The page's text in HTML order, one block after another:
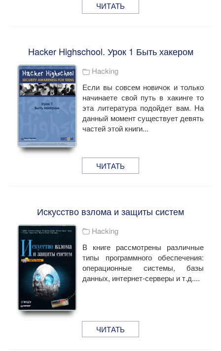
ЧИТАТЬ
Hacker Highschool. Урок 1 Быть хакером
Hacking
Если вы совсем новичок и только
начинаете свой путь в хакинге то
эта литература подойдет вам. На
данный момент существует девять
частей этой книги...
ЧИТАТЬ
Искусство взлома и защиты систем
Hacking
В книге рассмотрены различные
типы программного обеспечения:
операционные системы, базы
данных, интернет-серверы и т.д....
ЧИТАТЬ